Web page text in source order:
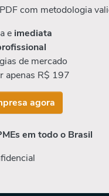
com metodologia
e imediata
de mercado
apenas R$ 197
agora
em todo o Brasil